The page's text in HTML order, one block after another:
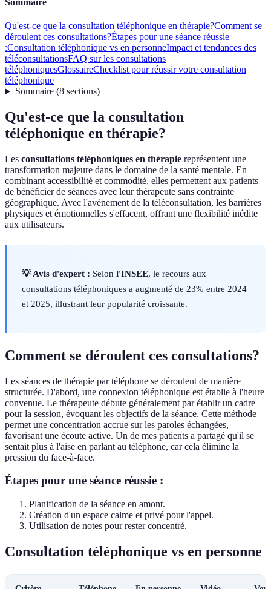
Sommaire
Qu'est-ce que la consultation téléphonique en thérapie?Comment se
déroulent ces consultations?Étapes pour une séance réussie
:Consultation téléphonique vs en personneImpact et tendances des
téléconsultationsFAQ sur les consultations
téléphoniquesGlossaireChecklist pour réussir votre consultation
téléphonique
Sommaire(8 sections)
Qu'est-ce que la consultation
téléphonique en thérapie?
Les consultations téléphoniques en thérapie représentent une
transformation majeure dans le domaine de la santé mentale. En
combinant accessibilité et commodité, elles permettent aux patients
de bénéficier de séances avec leur thérapeute sans contrainte
géographique. Avec l'avènement de la téléconsultation, les barrières
physiques et émotionnelles s'effacent, offrant une flexibilité inédite
aux utilisateurs.
💡 Avis d'expert : Selon l'INSEE, le recours aux
consultations téléphoniques a augmenté de 23% entre 2024
et 2025, illustrant leur popularité croissante.
Comment se déroulent ces consultations?
Les séances de thérapie par téléphone se déroulent de manière
structurée. D'abord, une connexion téléphonique est établie à l'heure
convenue. Le thérapeute débute généralement par établir un cadre
pour la session, évoquant les objectifs de la séance. Cette méthode
permet une concentration accrue sur les paroles échangées,
favorisant une écoute active. Un de mes patients a partagé qu'il se
sentait plus à l'aise en parlant au téléphone, car cela élimine la
pression du face-à-face.
Étapes pour une séance réussie :
Planification de la séance en amont.
Création d'un espace calme et privé pour l'appel.
Utilisation de notes pour rester concentré.
Consultation téléphonique vs en personne